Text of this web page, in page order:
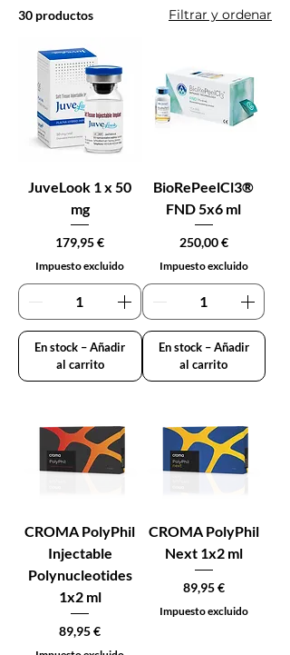
30 productos Filtrar y ordenar
JuveLook 1 x 50
mg
Precio
179,95 €
Impuesto excluido
En stock – Añadir
al carrito
BioRePeelCl3®
FND 5x6 ml
Precio
250,00 €
Impuesto excluido
En stock – Añadir
al carrito
CROMA PolyPhil
Injectable
Polynucleotides
1x2 ml
Precio
89,95 €
CROMA PolyPhil
Next 1x2 ml
Precio
89,95 €
Impuesto excluido